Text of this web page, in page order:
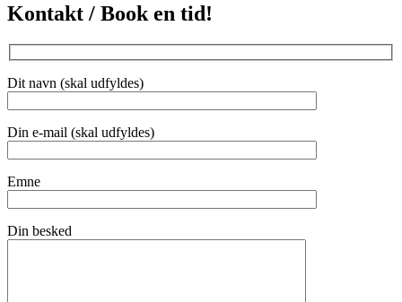
Kontakt / Book en tid!
Dit navn (skal udfyldes)
Din e-mail (skal udfyldes)
Emne
Din besked